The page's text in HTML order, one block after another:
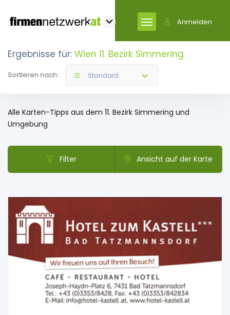
Anmelden
Ergebnisse für: Wien 11. Bezirk Simmering
Sortieren nach: Standard
Alle Karten-Tipps aus dem 11. Bezirk Simmering und
Umgebung
Filter Ansicht auf der Karte